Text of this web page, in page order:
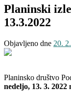
Planinski
13.3.2022
Objavljeno dne 20.
Planinsko društvo
nedeljo, 13. 3.